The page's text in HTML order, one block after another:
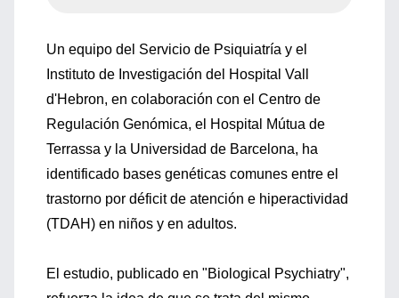
Un equipo del Servicio de Psiquiatría y el
Instituto de Investigación del Hospital Vall
d'Hebron, en colaboración con el Centro de
Regulación Genómica, el Hospital Mútua de
Terrassa y la Universidad de Barcelona, ha
identificado bases genéticas comunes entre el
trastorno por déficit de atención e hiperactividad
(TDAH) en niños y en adultos.
El estudio, publicado en "Biological Psychiatry",